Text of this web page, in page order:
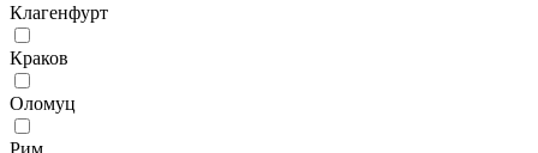
Клагенфурт
Краков
Оломуц
Рим